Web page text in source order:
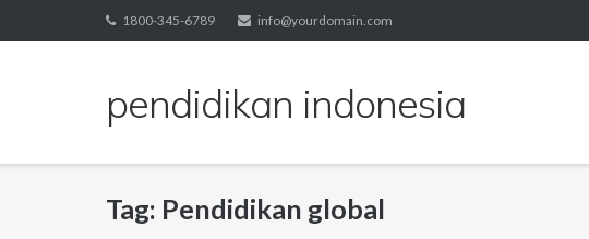
to
1800-345-6789 info@yourdomain.com
pendidikan indonesia
Tag: Pendidikan global